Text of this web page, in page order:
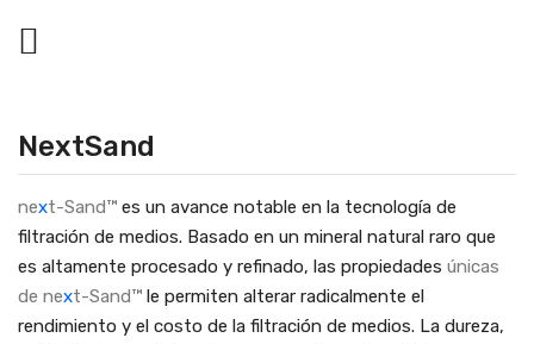

NextSand
next-Sand™ es un avance notable en la tecnología de
filtración de medios. Basado en un mineral natural raro que
es altamente procesado y refinado, las propiedades únicas
de next-Sand™ le permiten alterar radicalmente el
rendimiento y el costo de la filtración de medios. La dureza,